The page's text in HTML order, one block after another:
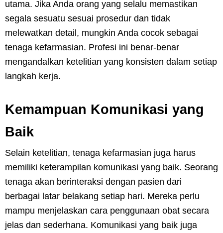
utama. Jika Anda orang yang selalu memastikan
segala sesuatu sesuai prosedur dan tidak
melewatkan detail, mungkin Anda cocok sebagai
tenaga kefarmasian. Profesi ini benar-benar
mengandalkan ketelitian yang konsisten dalam setiap
langkah kerja.
Kemampuan Komunikasi yang
Baik
Selain ketelitian, tenaga kefarmasian juga harus
memiliki keterampilan komunikasi yang baik. Seorang
tenaga akan berinteraksi dengan pasien dari
berbagai latar belakang setiap hari. Mereka perlu
mampu menjelaskan cara penggunaan obat secara
jelas dan sederhana. Komunikasi yang baik juga